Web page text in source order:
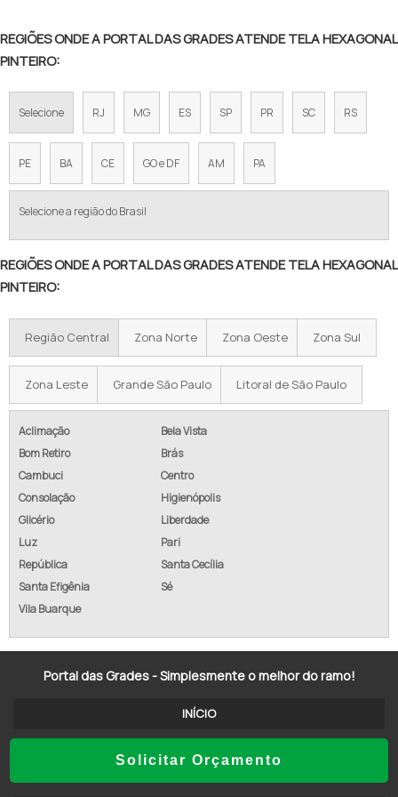
Solicitar Orçamento
TELA DE FERRO PARA CERCA
TELA ALAMBRADO FIO 12
TELA DE ARAME GALVANIZADO PREÇO
VALOR DE TELA DE ALAMBRADO
ALAMBRADO PREÇO M2
TELA GALVANIZADA PREÇO POR METRO
ALAMBRADO PREÇO M2 INSTALADO
ALAMBRADO COM CONCERTINA
ALAMBRADO GALVANIZADO PREÇO
TELA ALAMBRADO REVESTIDA PVC
ALAMBRADO EM GOIÂNIA
ALAMBRADO SOROCABA SOROCABA - SP
ALAMBRADO DE AÇO GALVANIZADO
REGIÕES ONDE A PORTAL DAS GRADES ATENDE TELA HEXAGONAL
PINTEIRO:
Selecione RJ MG ES SP PR SC RS
PE BA CE GO e DF AM PA
Selecione a região do Brasil
REGIÕES ONDE A PORTAL DAS GRADES ATENDE TELA HEXAGONAL
PINTEIRO:
Região Central Zona Norte Zona Oeste Zona Sul
Zona Leste Grande São Paulo Litoral de São Paulo
Aclimação
Bela Vista
Bom Retiro
Brás
Cambuci
Centro
Consolação
Higienópolis
Glicério
Liberdade
Luz
Pari
República
Santa Cecília
Santa Efigênia
Sé
Vila Buarque
Portal das Grades - Simplesmente o melhor do ramo!
INÍCIO
SOBRE NÓS